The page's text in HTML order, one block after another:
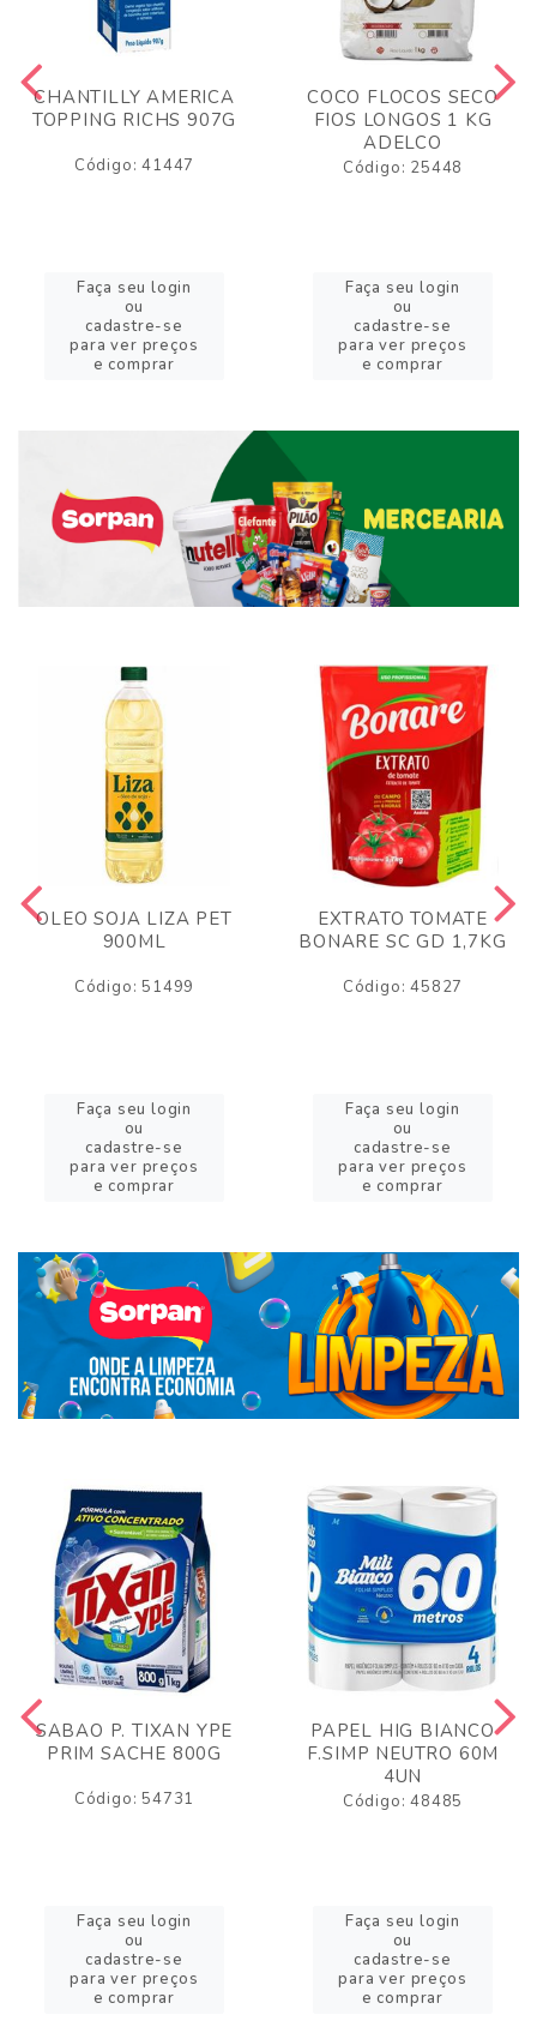
CHANTILLY AMERICA
TOPPING RICHS 907G
Código: 41447
Faça seu login
ou
cadastre-se
para ver preços
e comprar
COCO FLOCOS SECO
FIOS LONGOS 1 KG
ADELCO
Código: 25448
Faça seu login
ou
cadastre-se
para ver preços
e comprar
OLEO SOJA LIZA PET
900ML
Código: 51499
Faça seu login
ou
cadastre-se
para ver preços
e comprar
EXTRATO TOMATE
BONARE SC GD 1,7KG
Código: 45827
Faça seu login
ou
cadastre-se
para ver preços
e comprar
SABAO P. TIXAN YPE
PRIM SACHE 800G
Código: 54731
Faça seu login
ou
cadastre-se
para ver preços
e comprar
PAPEL HIG BIANCO
F.SIMP NEUTRO 60M
4UN
Código: 48485
Faça seu login
ou
cadastre-se
para ver preços
e comprar